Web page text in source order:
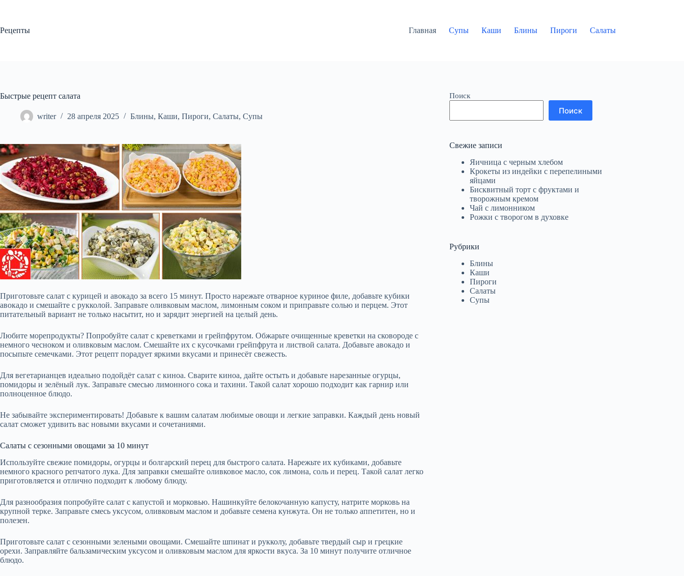
Рецепты
Главная Супы Каши Блины Пироги Салаты
Быстрые рецепт салата
writer 28 апреля 2025 Блины, Каши, Пироги, Салаты, Супы
Приготовьте салат с курицей и авокадо за всего 15 минут. Просто нарежьте отварное куриное филе, добавьте кубики
авокадо и смешайте с рукколой. Заправьте оливковым маслом, лимонным соком и приправьте солью и перцем. Этот
питательный вариант не только насытит, но и зарядит энергией на целый день.
Любите морепродукты? Попробуйте салат с креветками и грейпфрутом. Обжарьте очищенные креветки на сковороде с
немного чесноком и оливковым маслом. Смешайте их с кусочками грейпфрута и листвой салата. Добавьте авокадо и
посыпьте семечками. Этот рецепт порадует яркими вкусами и принесёт свежесть.
Для вегетарианцев идеально подойдёт салат с киноа. Сварите киноа, дайте остыть и добавьте нарезанные огурцы,
помидоры и зелёный лук. Заправьте смесью лимонного сока и тахини. Такой салат хорошо подходит как гарнир или
полноценное блюдо.
Не забывайте экспериментировать! Добавьте к вашим салатам любимые овощи и легкие заправки. Каждый день новый
салат сможет удивить вас новыми вкусами и сочетаниями.
Салаты с сезонными овощами за 10 минут
Используйте свежие помидоры, огурцы и болгарский перец для быстрого салата. Нарежьте их кубиками, добавьте
немного красного репчатого лука. Для заправки смешайте оливковое масло, сок лимона, соль и перец. Такой салат легко
приготовляется и отлично подходит к любому блюду.
Для разнообразия попробуйте салат с капустой и морковью. Нашинкуйте белокочанную капусту, натрите морковь на
крупной терке. Заправьте смесь уксусом, оливковым маслом и добавьте семена кунжута. Он не только аппетитен, но и
полезен.
Приготовьте салат с сезонными зелеными овощами. Смешайте шпинат и рукколу, добавьте твердый сыр и грецкие
орехи. Заправляйте бальзамическим уксусом и оливковым маслом для яркости вкуса. За 10 минут получите отличное
блюдо.
Поиск
Поиск
Свежие записи
Яичница с черным хлебом
Крокеты из индейки с перепелиными
яйцами
Бисквитный торт с фруктами и
творожным кремом
Чай с лимонником
Рожки с творогом в духовке
Рубрики
Блины
Каши
Пироги
Салаты
Супы